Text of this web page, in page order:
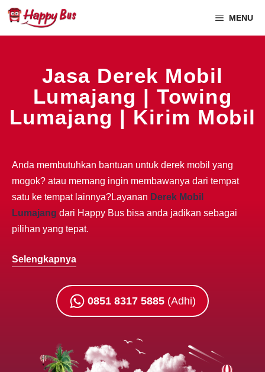
MENU
Jasa Derek Mobil
Lumajang | Towing
Lumajang | Kirim Mobil
Anda membutuhkan bantuan untuk derek mobil yang
mogok? atau memang ingin membawanya dari tempat
satu ke tempat lainnya?Layanan Derek Mobil
Lumajang dari Happy Bus bisa anda jadikan sebagai
pilihan yang tepat.
Selengkapnya
0851 8317 5885 (Adhi)